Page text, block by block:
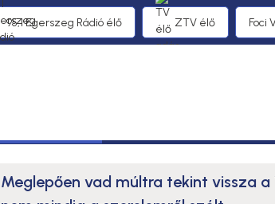
95,1 Egerszeg Rádió élő ZTV élő Foci
Meglepően vad múltra tekint vissza